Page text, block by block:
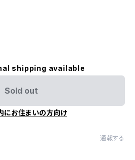
shipping available
Sold out
にお住まいの方向け
通報する